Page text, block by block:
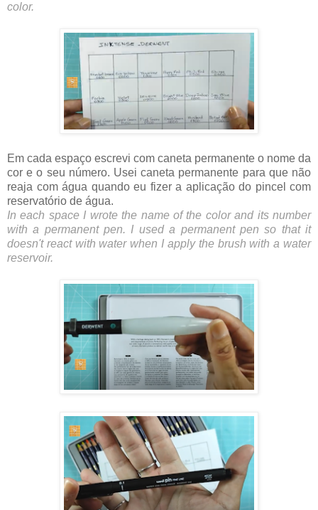
color.
Em cada espaço escrevi com caneta permanente o nome da
cor e o seu número. Usei caneta permanente para que não
reaja com água quando eu fizer a aplicação do pincel com
reservatório de água.
In each space I wrote the name of the color and its number
with a permanent pen. I used a permanent pen so that it
doesn't react with water when I apply the brush with a water
reservoir.